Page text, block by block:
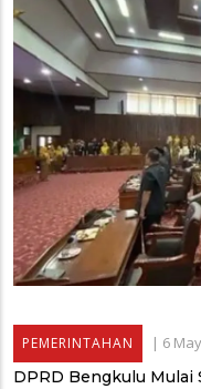
PEMERINTAHAN | 6
DPRD Bengkulu Mulai